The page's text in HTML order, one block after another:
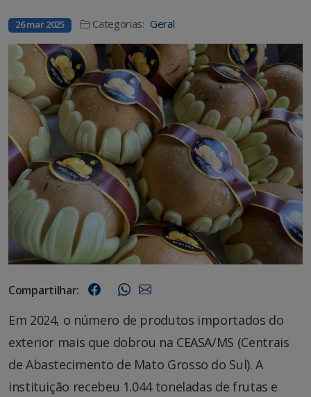
26 mar 2025 Categorias: Geral
Compartilhar:
Em 2024, o número de produtos importados do
exterior mais que dobrou na CEASA/MS (Centrais
de Abastecimento de Mato Grosso do Sul). A
instituição recebeu 1.044 toneladas de frutas e